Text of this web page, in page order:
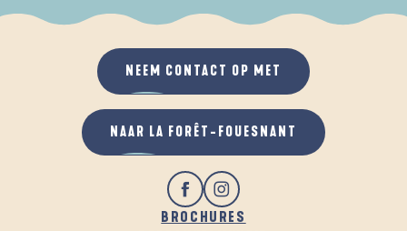
ALS HET REGENT
IN DE FRISSE LUCHT
BROCHURES
NEEM CONTACT OP MET
NAAR LA FORÊT-FOUESNANT